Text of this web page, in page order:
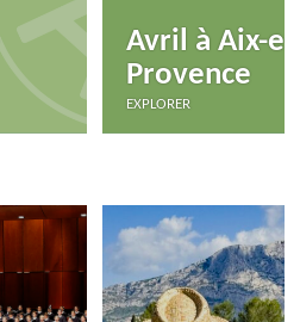
Avril à Aix-
Provence
EXPLORER